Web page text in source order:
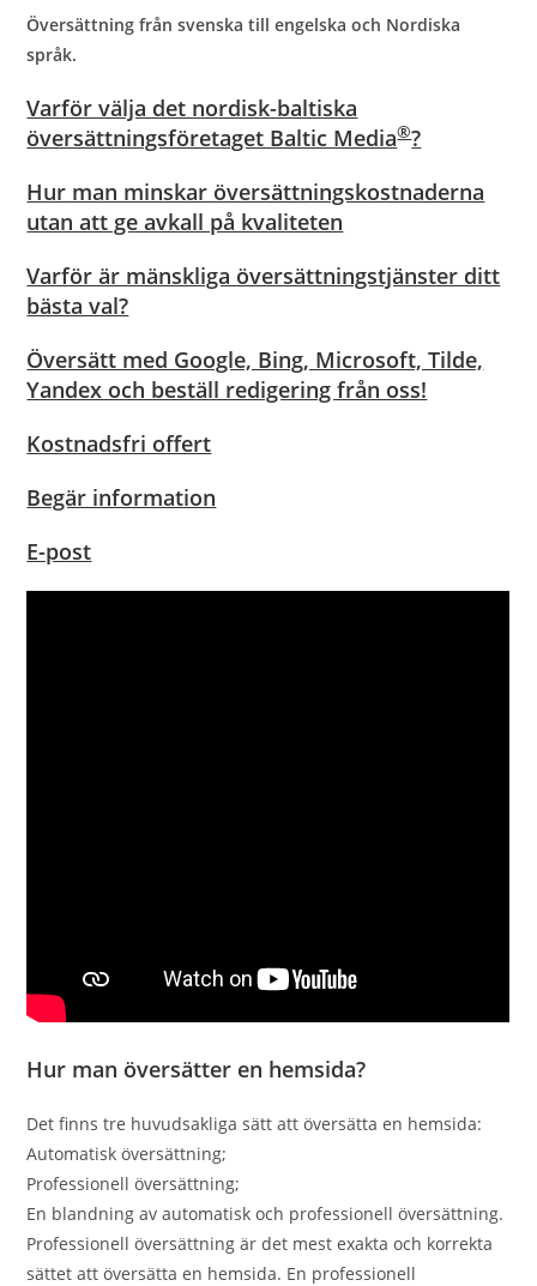
Översättning från svenska till engelska och Nordiska
språk.
Varför välja det nordisk-baltiska
översättningsföretaget Baltic Media®?
Hur man minskar översättningskostnaderna
utan att ge avkall på kvaliteten
Varför är mänskliga översättningstjänster ditt
bästa val?
Översätt med Google, Bing, Microsoft, Tilde,
Yandex och beställ redigering från oss!
Kostnadsfri offert
Begär information
E-post
Hur man översätter en hemsida?
Det finns tre huvudsakliga sätt att översätta en hemsida:
Automatisk översättning;
Professionell översättning;
En blandning av automatisk och professionell översättning.
Professionell översättning är det mest exakta och korrekta
sättet att översätta en hemsida. En professionell